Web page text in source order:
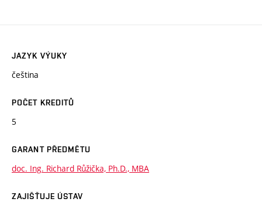
JAZYK VÝUKY
čeština
POČET KREDITŮ
5
GARANT PŘEDMĚTU
doc. Ing. Richard Růžička, Ph.D., MBA
ZAJIŠŤUJE ÚSTAV